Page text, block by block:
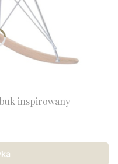
inspirowany